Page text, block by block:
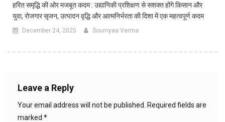
हरित समृद्धि की ओर मजबूत कदम : उद्यानिकी प्रशिक्षण से सशक्त होंगे किसान और
युवा, रोजगार सृजन, उत्पादन वृद्धि और आत्मनिर्भरता की दिशा में एक महत्वपूर्ण कदम
December 24, 2025 Soumyaa Verma
Leave a Reply
Your email address will not be published. Required fields are
marked *